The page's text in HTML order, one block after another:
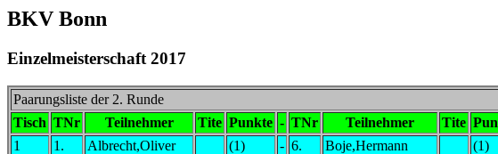
BKV Bonn
Einzelmeisterschaft 2017
Paarungsliste der 2. Runde
Tisch TNr Teilnehmer Tite Punkte - TNr Teilnehmer Tite
1
1. Albrecht,Oliver (1) - 6. Boje,Hermann (1)